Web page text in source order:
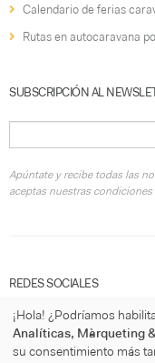
Calendario de ferias
Rutas en autocaravana
SUBSCRIPCIÓN AL
Apúntate y recibe todas las
aceptas nuestras condiciones
REDES SOCIALES
¡Hola! ¿Podríamos
Analíticas, Màrqueting
su consentimiento más